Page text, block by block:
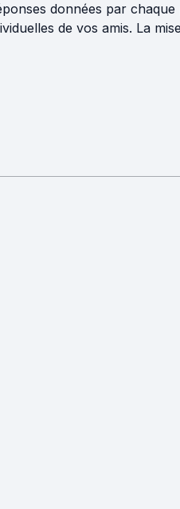
données par chaque
de vos amis. La